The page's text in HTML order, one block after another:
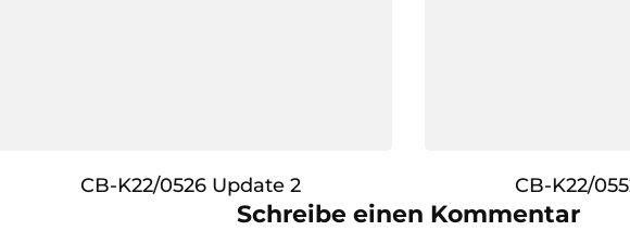
CB-K22/0526 Update 2 CB-K22/
Schreibe einen Kommentar